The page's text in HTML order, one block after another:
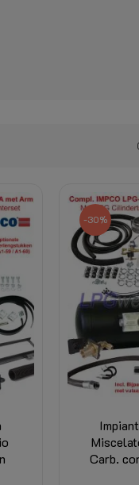
-30%
Carb.